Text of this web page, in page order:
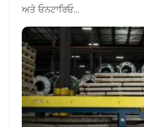
ਅਤੇ ਓਨਟਾਰਿਓ…